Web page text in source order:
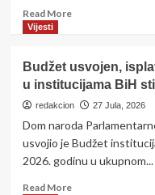
poskupljuje
za
14,42
Read MoreRead
SVADBU,
PA
POGINUO
Vijesti
Budžet usvojen,
u institucijama BiH
redakcion 27 Jula, 2026
Dom naroda
usvojio je Budžet
2026. godinu u ukupnom...
Read MoreRead